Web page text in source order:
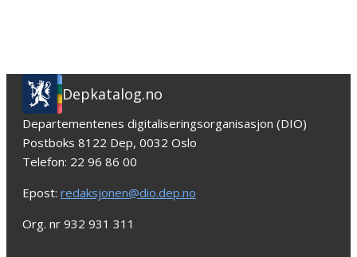
Depkatalog.no
Departementenes digitaliseringsorganisasjon (DIO)
Postboks 8122 Dep, 0032 Oslo
Telefon: 22 96 86 00
Epost: redaksjonen@dio.dep.no
Org. nr 932 931 311